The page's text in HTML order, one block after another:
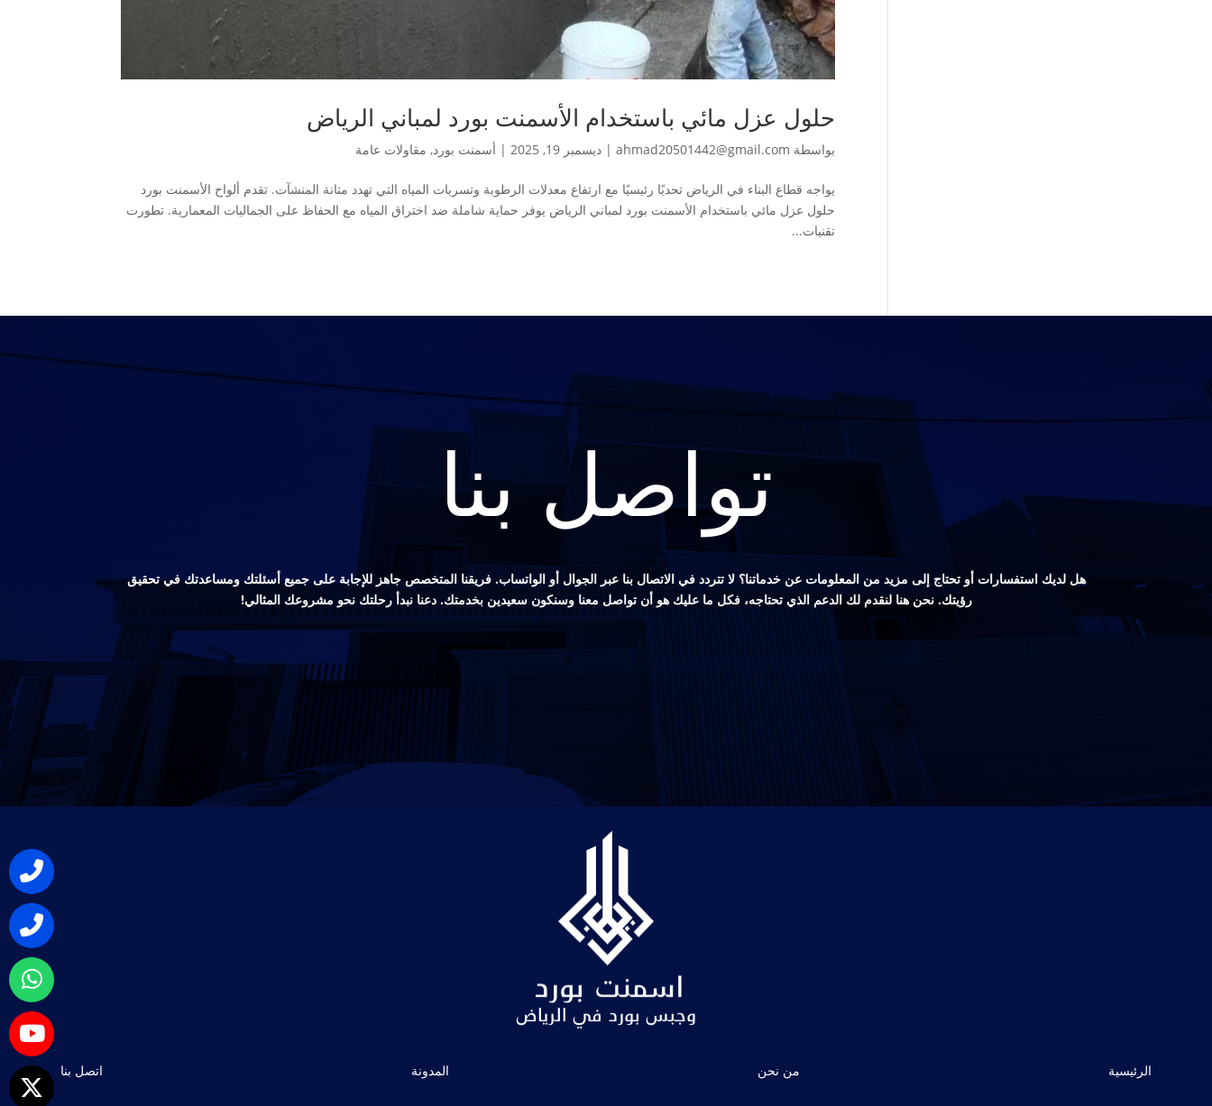
حلول عزل مائي باستخدام الأسمنت بورد لمباني الرياض
بواسطة ahmad20501442@gmail.com
| ديسمبر 19, 2025 | أسمنت بورد, مقاولات عامة
يواجه قطاع البناء في الرياض تحديًا رئيسيًا مع ارتفاع معدلات الرطوبة وتسربات المياه التي تهدد متانة المنشآت. تقدم ألواح الأسمنت بورد
حلول عزل مائي باستخدام الأسمنت بورد لمباني الرياض يوفر حماية شاملة ضد اختراق المياه مع الحفاظ على الجماليات المعمارية. تطورت
تقنيات...
تواصل بنا
هل لديك استفسارات أو تحتاج إلى مزيد من المعلومات عن خدماتنا؟ لا تتردد في الاتصال بنا عبر الجوال أو الواتساب. فريقنا المتخصص جاهز للإجابة على جميع أسئلتك ومساعدتك في تحقيق
رؤيتك. نحن هنا لنقدم لك الدعم الذي تحتاجه، فكل ما عليك هو أن تواصل معنا وسنكون سعيدين بخدمتك. دعنا نبدأ رحلتك نحو مشروعك المثالي!
الرئيسية من نحن المدونة اتصل بنا